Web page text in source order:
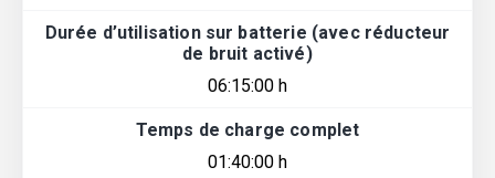
Durée d’utilisation sur batterie (avec réducteur
de bruit activé)
06:15:00 h
Temps de charge complet
01:40:00 h